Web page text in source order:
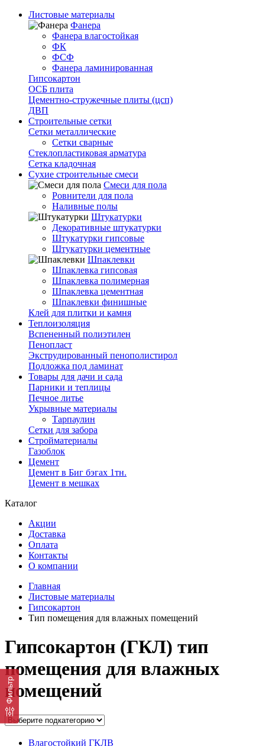
Листовые материалы
Фанера
Фанера влагостойкая
ФК
ФСФ
Фанера ламинированная
Гипсокартон
ОСБ плита
Цементно-стружечные плиты (цсп)
ДВП
Строительные сетки
Сетки металлические
Сетки сварные
Стеклопластиковая арматура
Сетка кладочная
Сухие строительные смеси
Смеси для пола
Ровнители для пола
Наливные полы
Штукатурки
Декоративные штукатурки
Штукатурки гипсовые
Штукатурки цементные
Шпаклевки
Шпаклевка гипсовая
Шпаклевка полимерная
Шпаклевка цементная
Шпаклевки финишные
Клей для плитки и камня
Теплоизоляция
Вспененный полиэтилен
Пенопласт
Экструдированный пенополистирол
Подложка под ламинат
Товары для дачи и сада
Парники и теплицы
Печное литье
Укрывные материалы
Тарпаулин
Сетки для забора
Стройматериалы
Газоблок
Цемент
Цемент в Биг бэгах 1тн.
Цемент в мешках
Каталог
Акции
Доставка
Оплата
Контакты
О компании
Главная
Листовые материалы
Гипсокартон
Тип помещения для влажных помещений
Гипсокартон (ГКЛ) тип
помещения для влажных
помещений
Фильтр
Влагостойкий ГКЛВ